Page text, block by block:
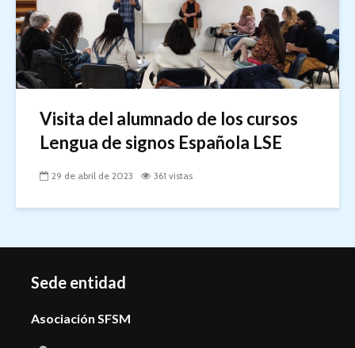
Visita del alumnado de los cursos
Lengua de signos Española LSE
29 de abril de 2023 361 vistas
Sede entidad
Asociación SFSM